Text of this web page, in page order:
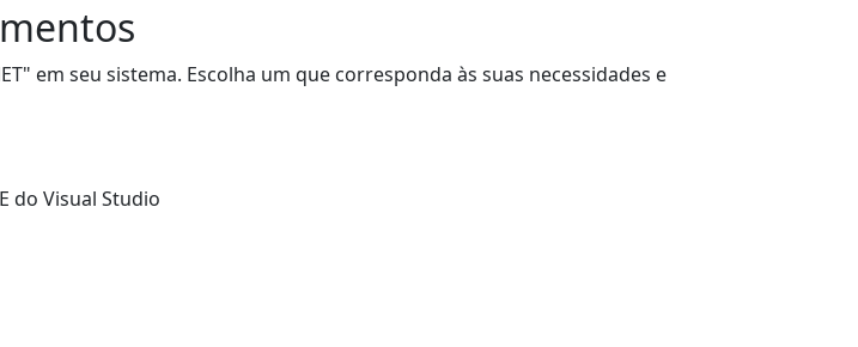
em seu sistema. Escolha um que corresponda às suas necessidades e
do Visual Studio